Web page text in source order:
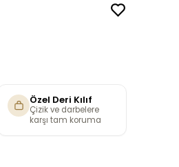
Özel Deri Kılıf
Çizik ve darbelere
karşı tam koruma